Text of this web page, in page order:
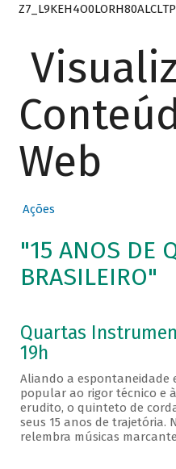
Web
Ações
"15 ANOS DE
BRASILEIRO"
Quartas
19h
Aliando a espontaneidade
popular ao rigor técnico e
erudito, o quinteto de
seus 15 anos de trajetória.
relembra músicas